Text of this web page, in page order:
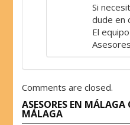
Si
dude en
El
Comments are closed.
ASESORES EN
MÁLAGA